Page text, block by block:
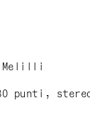
Melilli
punti,